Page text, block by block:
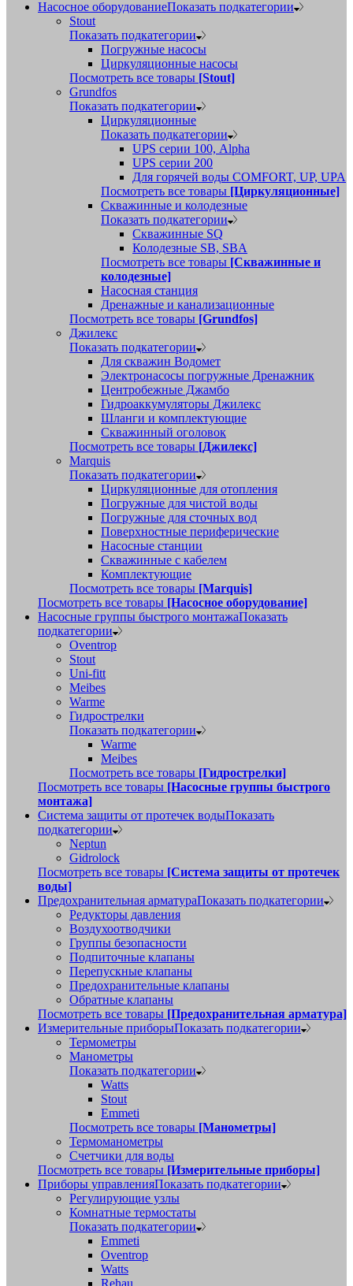
Насосное оборудованиеПоказать подкатегории
Stout
Показать подкатегории
Погружные насосы
Циркуляционные насосы
Посмотреть все товары [Stout]
Grundfos
Показать подкатегории
Циркуляционные
Показать подкатегории
UPS серии 100, Alpha
UPS серии 200
Для горячей воды COMFORT, UP, UPA
Посмотреть все товары [Циркуляционные]
Скважинные и колодезные
Показать подкатегории
Скважинные SQ
Колодезные SB, SBA
Посмотреть все товары [Скважинные и
колодезные]
Насосная станция
Дренажные и канализационные
Посмотреть все товары [Grundfos]
Джилекс
Показать подкатегории
Для скважин Водомет
Электронасосы погружные Дренажник
Центробежные Джамбо
Гидроаккумуляторы Джилекс
Шланги и комплектующие
Скважинный оголовок
Посмотреть все товары [Джилекс]
Marquis
Показать подкатегории
Циркуляционные для отопления
Погружные для чистой воды
Погружные для сточных вод
Поверхностные периферические
Насосные станции
Скважинные с кабелем
Комплектующие
Посмотреть все товары [Marquis]
Посмотреть все товары [Насосное оборудование]
Насосные группы быстрого монтажаПоказать
подкатегории
Oventrop
Stout
Uni-fitt
Meibes
Warme
Гидрострелки
Показать подкатегории
Warme
Meibes
Посмотреть все товары [Гидрострелки]
Посмотреть все товары [Насосные группы быстрого
монтажа]
Система защиты от протечек водыПоказать
подкатегории
Neptun
Gidrolock
Посмотреть все товары [Система защиты от протечек
воды]
Предохранительная арматураПоказать подкатегории
Редукторы давления
Воздухоотводчики
Группы безопасности
Подпиточные клапаны
Перепускные клапаны
Предохранительные клапаны
Обратные клапаны
Посмотреть все товары [Предохранительная арматура]
Измерительные приборыПоказать подкатегории
Термометры
Манометры
Показать подкатегории
Watts
Stout
Emmeti
Посмотреть все товары [Манометры]
Термоманометры
Счетчики для воды
Посмотреть все товары [Измерительные приборы]
Приборы управленияПоказать подкатегории
Регулирующие узлы
Комнатные термостаты
Показать подкатегории
Emmeti
Oventrop
Watts
Rehau